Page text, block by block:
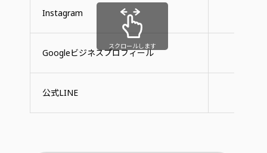
Instagram
Googleビジネスプロフィール
公式LINE
スクロールします